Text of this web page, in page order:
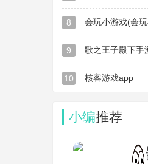
8 会玩小游戏(会
战社交平台
9 歌之王子殿下手
10 核客游戏app
小编推荐